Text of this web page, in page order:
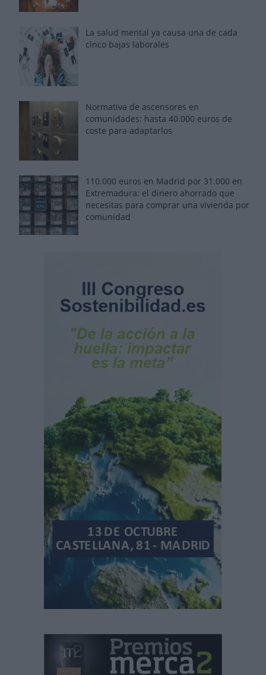
La salud mental ya causa una de cada
cinco bajas laborales
Normativa de ascensores en
comunidades: hasta 40.000 euros de
coste para adaptarlos
110.000 euros en Madrid por 31.000 en
Extremadura: el dinero ahorrado que
necesitas para comprar una vivienda por
comunidad